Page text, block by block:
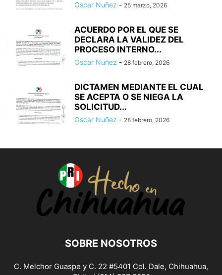
Oscar Nuñez - 25 marzo, 2026
ACUERDO POR EL QUE SE
DECLARA LA VALIDEZ DEL
PROCESO INTERNO...
Oscar Nuñez - 28 febrero, 2026
DICTAMEN MEDIANTE EL CUAL
SE ACEPTA O SE NIEGA LA
SOLICITUD...
Oscar Nuñez - 28 febrero, 2026
SOBRE NOSOTROS
C. Melchor Guaspe y C. 22 #5401 Col. Dale, Chihuahua,